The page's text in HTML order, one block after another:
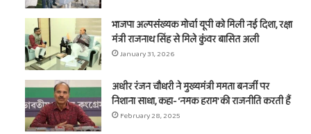
भाजपा अल्पसंख्यक मोर्चा यूपी को मिली नई दिशा, रक्षा
मंत्री राजनाथ सिंह से मिले कुंवर बासित अली
January 31, 2026
अधीर रंजन चौधरी ने मुख्यमंत्री ममता बनर्जी पर
निशाना साधा, कहा- ‘नमक हराम’ की राजनीति करती हैं
February 28, 2025